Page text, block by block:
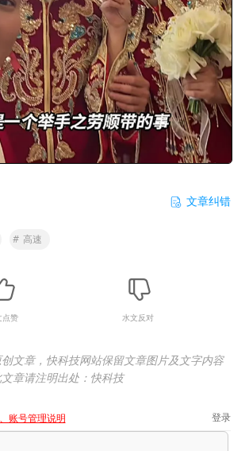
文章纠错
# 高速
点赞 水文反对
文章，快科技网站保留文章图片及文字内容
章请注明出处：快科技
账号管理说明 登录